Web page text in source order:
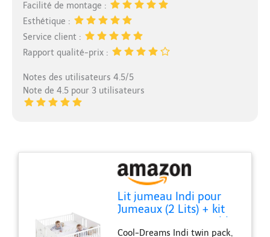
Facilité de montage :
Esthétique :
Service client :
Rapport qualité-prix :
Notes des utilisateurs 4.5/5
Note de 4.5 pour 3 utilisateurs
Lit jumeau Indi pour
Jumeaux (2 Lits) + kit
Cool-Dreams Indi twin pack,